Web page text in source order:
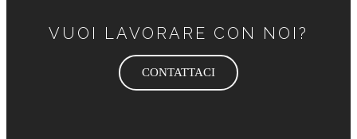
VUOI LAVORARE CON NOI?
CONTATTACI